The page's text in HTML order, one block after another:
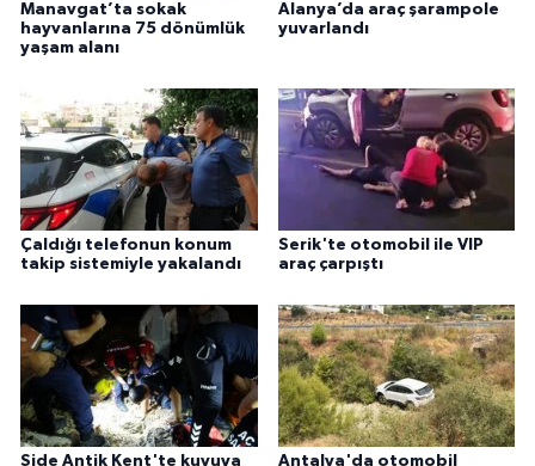
Manavgat’ta sokak
hayvanlarına 75 dönümlük
yaşam alanı
Alanya’da araç şarampole
yuvarlandı
Çaldığı telefonun konum
takip sistemiyle yakalandı
Serik'te otomobil ile VIP
araç çarpıştı
Side Antik Kent'te kuyuya
Antalya'da otomobil